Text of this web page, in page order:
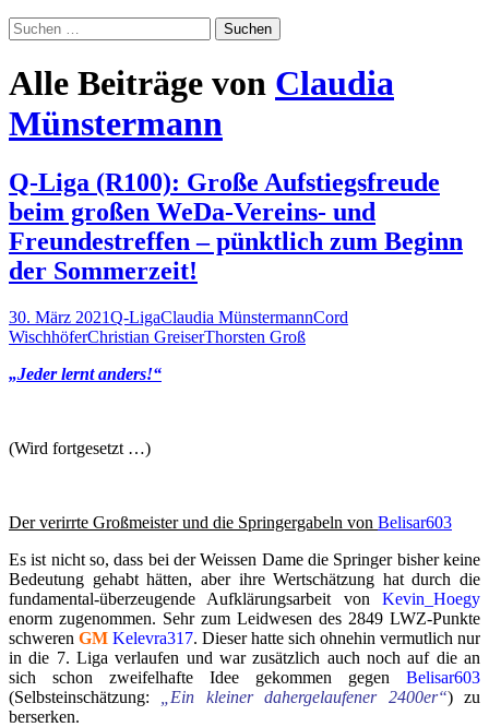
Suchen
nach:
Alle Beiträge von Claudia
Münstermann
Q-Liga (R100): Große Aufstiegsfreude
beim großen WeDa-Vereins- und
Freundestreffen – pünktlich zum Beginn
der Sommerzeit!
30. März 2021Q-LigaClaudia MünstermannCord
WischhöferChristian GreiserThorsten Groß
„Jeder lernt anders!“
(Wird fortgesetzt …)
Der verirrte Großmeister und die Springergabeln von Belisar603
Es ist nicht so, dass bei der Weissen Dame die Springer bisher keine
Bedeutung gehabt hätten, aber ihre Wertschätzung hat durch die
fundamental-überzeugende Aufklärungsarbeit von Kevin_Hoegy
enorm zugenommen. Sehr zum Leidwesen des 2849 LWZ-Punkte
schweren GM Kelevra317. Dieser hatte sich ohnehin vermutlich nur
in die 7. Liga verlaufen und war zusätzlich auch noch auf die an
sich schon zweifelhafte Idee gekommen gegen Belisar603
(Selbsteinschätzung:
„Ein kleiner dahergelaufener 2400er“) zu
berserken.